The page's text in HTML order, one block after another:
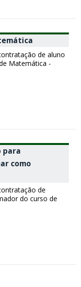
de aluno
Matemática -
para
como
de
do curso de